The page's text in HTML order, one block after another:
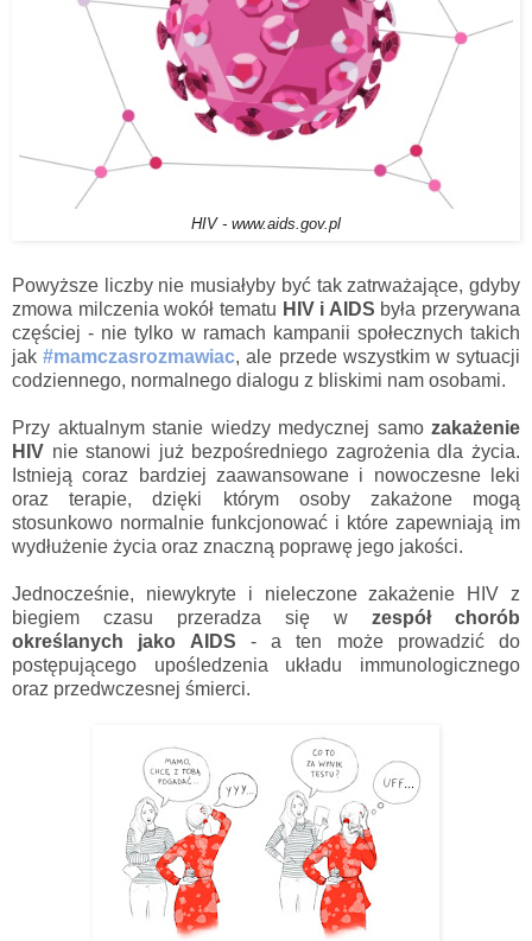
HIV - www.aids.gov.pl
Powyższe liczby nie musiałyby być tak zatrważające, gdyby
zmowa milczenia wokół tematu HIV i AIDS była przerywana
częściej - nie tylko w ramach kampanii społecznych takich
jak#mamczasrozmawiac, ale przede wszystkim w sytuacji
codziennego, normalnego dialogu z bliskimi nam osobami.
Przy aktualnym stanie wiedzy medycznej samo zakażenie
HIV nie stanowi już bezpośredniego zagrożenia dla życia.
Istnieją coraz bardziej zaawansowane i nowoczesne leki
oraz terapie, dzięki którym osoby zakażone mogą
stosunkowo normalnie funkcjonować i które zapewniają im
wydłużenie życia oraz znaczną poprawę jego jakości.
Jednocześnie, niewykryte i nieleczone zakażenie HIV z
biegiem czasu przeradza się w zespół chorób
określanych jako AIDS - a ten może prowadzić do
postępującego upośledzenia układu immunologicznego
oraz przedwczesnej śmierci.